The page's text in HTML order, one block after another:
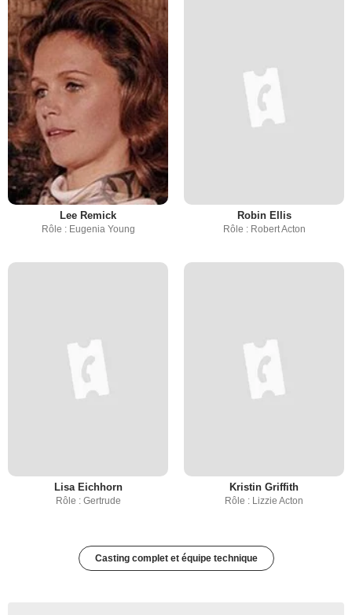
Lee Remick
Rôle : Eugenia Young
Robin Ellis
Rôle : Robert Acton
Lisa Eichhorn
Rôle : Gertrude
Kristin Griffith
Rôle : Lizzie Acton
Casting complet et équipe technique